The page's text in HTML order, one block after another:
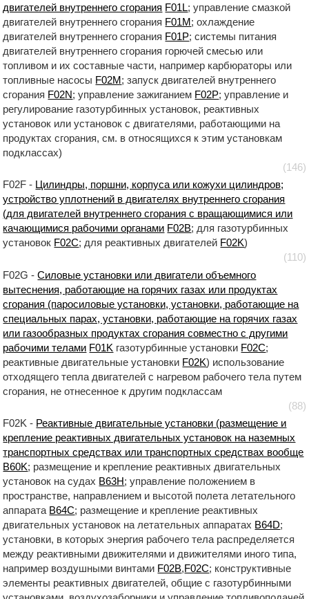
двигателей внутреннего сгорания F01L; управление смазкой
двигателей внутреннего сгорания F01M; охлаждение
двигателей внутреннего сгорания F01P; системы питания
двигателей внутреннего сгорания горючей смесью или
топливом и их составные части, например карбюраторы или
топливные насосы F02M; запуск двигателей внутреннего
сгорания F02N; управление зажиганием F02P; управление и
регулирование газотурбинных установок, реактивных
установок или установок с двигателями, работающими на
продуктах сгорания, см. в относящихся к этим установкам
подклассах)
(146)
F02F - Цилиндры, поршни, корпуса или кожухи цилиндров;
устройство уплотнений в двигателях внутреннего сгорания
(для двигателей внутреннего сгорания с вращающимися или
качающимися рабочими органами F02B; для газотурбинных
установок F02C; для реактивных двигателей F02K)
(110)
F02G -Силовые установки или двигатели объемного
вытеснения, работающие на горячих газах или продуктах
сгорания (паросиловые установки, установки, работающие на
специальных парах, установки, работающие на горячих газах
или газообразных продуктах сгорания совместно с другими
рабочими телами F01K газотурбинные установки F02C;
реактивные двигательные установки F02K) использование
отходящего тепла двигателей с нагревом рабочего тела путем
сгорания, не отнесенное к другим подклассам
(88)
F02K - Реактивные двигательные установки (размещение и
крепление реактивных двигательных установок на наземных
транспортных средствах или транспортных средствах вообще
B60K; размещение и крепление реактивных двигательных
установок на судах B63H; управление положением в
пространстве, направлением и высотой полета летательного
аппарата B64C; размещение и крепление реактивных
двигательных установок на летательных аппаратах B64D;
установки, в которых энергия рабочего тела распределяется
между реактивными движителями и движителями иного типа,
например воздушными винтами F02B,F02C; конструктивные
элементы реактивных двигателей, общие с газотурбинными